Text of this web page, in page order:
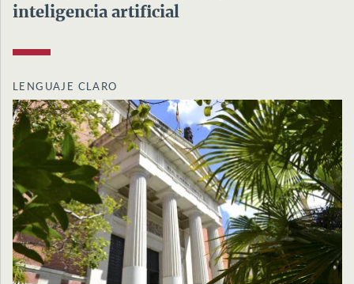
inteligencia artificial
LENGUAJE CLARO